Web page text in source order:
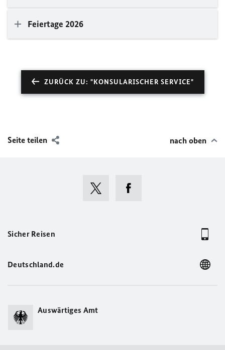
Feiertage 2026
ZURÜCK ZU: "KONSULARISCHER SERVICE"
Seite teilen nach oben
Sicher Reisen
Deutschland.de
Auswärtiges Amt